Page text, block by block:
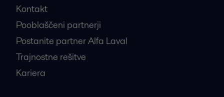
Kontakt
Pooblaščeni partnerji
Postanite partner Alfa Laval
Trajnostne rešitve
Kariera